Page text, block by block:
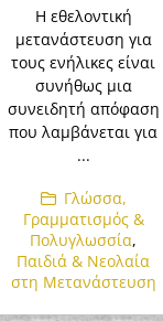
Η εθελοντική
μετανάστευση για
τους ενήλικες είναι
συνήθως μια
συνειδητή απόφαση
που λαμβάνεται για
...
Γλώσσα,
Γραμματισμός &
Πολυγλωσσία,
Παιδιά & Νεολαία
στη Μετανάστευση